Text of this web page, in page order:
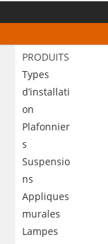
PRODUITS
Types
d’installati
on
Plafonnier
s
Suspensio
ns
Appliques
murales
Lampes